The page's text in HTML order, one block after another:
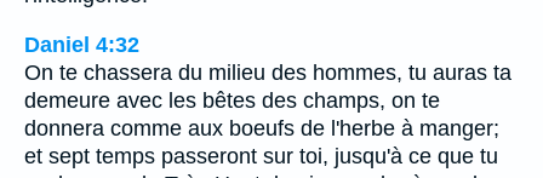
Daniel 4:32
On te chassera du milieu des hommes, tu auras ta
demeure avec les bêtes des champs, on te
donnera comme aux boeufs de l'herbe à manger;
et sept temps passeront sur toi, jusqu'à ce que tu